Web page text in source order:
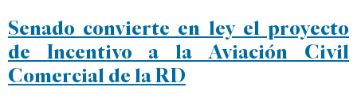
Senado convierte en ley el proyecto
de Incentivo a la Aviación Civil
Comercial de la RD